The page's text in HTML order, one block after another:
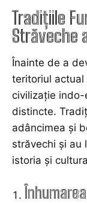
Tradițiile
Străveche
Înainte de a
teritoriul actual
civilizație
distincte.
adâncimea și
străvechi și au
istoria și